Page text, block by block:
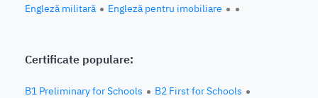
Engleză militară
Engleză pentru imobiliare
Certificate populare:
B1 Preliminary for Schools
B2 First for Schools